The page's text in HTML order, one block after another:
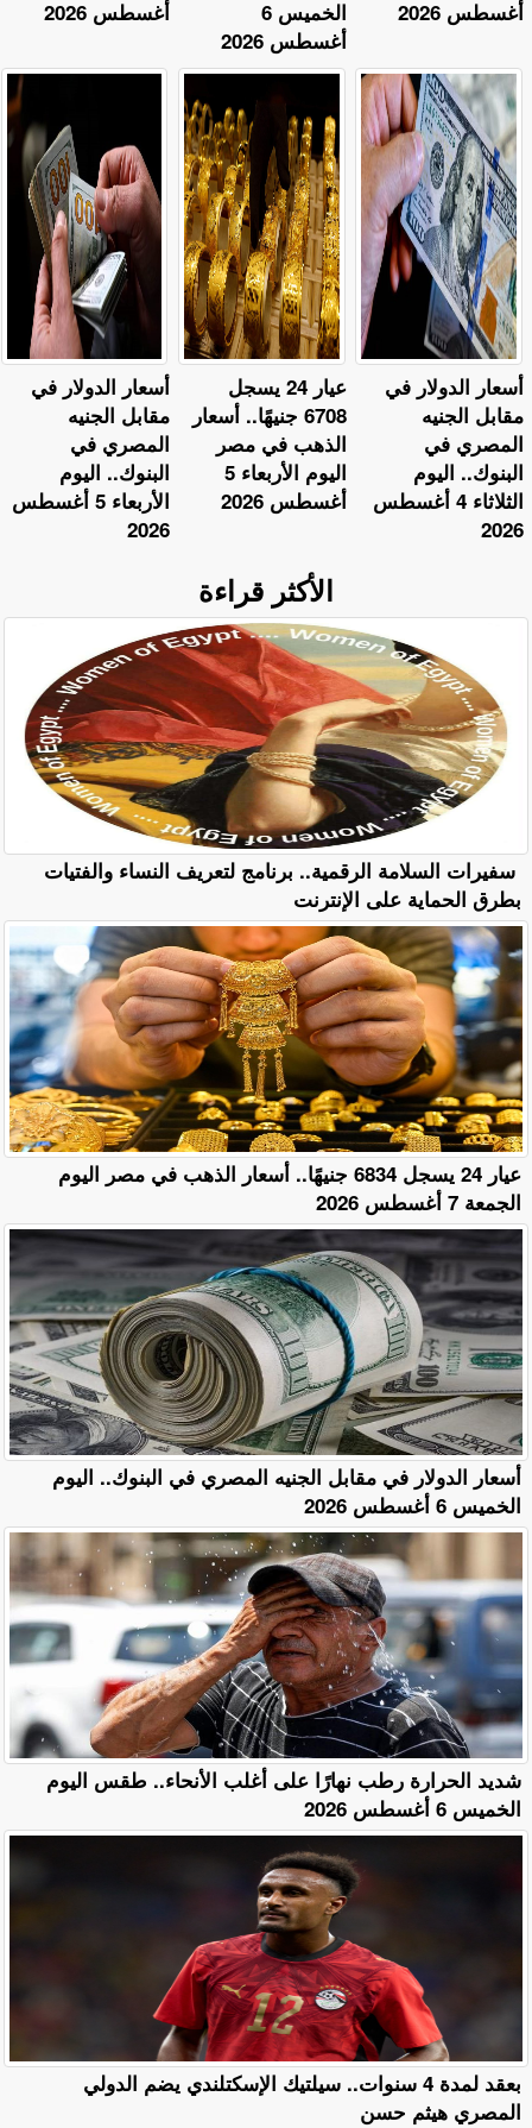
أغسطس 2026
الخميس 6
أغسطس 2026
أغسطس 2026
أسعار الدولار في
مقابل الجنيه
المصري في
البنوك.. اليوم
الأربعاء 5 أغسطس
2026
عيار 24 يسجل
6708 جنيهًا.. أسعار
الذهب في مصر
اليوم الأربعاء 5
أغسطس 2026
أسعار الدولار في
مقابل الجنيه
المصري في
البنوك.. اليوم
الثلاثاء 4 أغسطس
2026
الأكثر قراءة
سفيرات السلامة الرقمية.. برنامج لتعريف النساء والفتيات
بطرق الحماية على الإنترنت
عيار 24 يسجل 6834 جنيهًا.. أسعار الذهب في مصر اليوم
الجمعة 7 أغسطس 2026
أسعار الدولار في مقابل الجنيه المصري في البنوك.. اليوم
الخميس 6 أغسطس 2026
​شديد الحرارة رطب نهارًا على أغلب الأنحاء.. طقس اليوم
الخميس 6 أغسطس 2026
بعقد لمدة 4 سنوات.. سيلتيك الإسكتلندي يضم الدولي
المصري هيثم حسن